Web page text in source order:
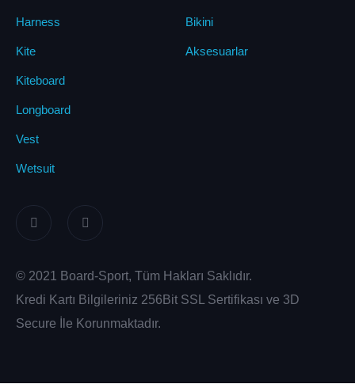
Harness
Kite
Kiteboard
Longboard
Vest
Wetsuit
Bikini
Aksesuarlar
© 2021 Board-Sport, Tüm Hakları Saklıdır.
Kredi Kartı Bilgileriniz 256Bit SSL Sertifikası ve 3D
Secure İle Korunmaktadır.